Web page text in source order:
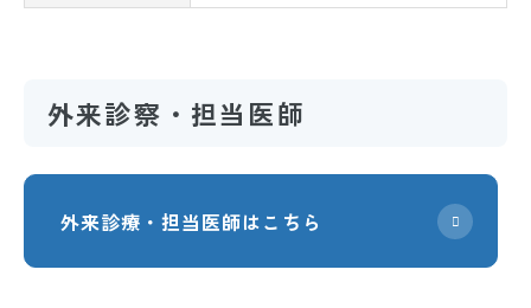
外来診察・担当医師
外来診療・担当医師はこちら